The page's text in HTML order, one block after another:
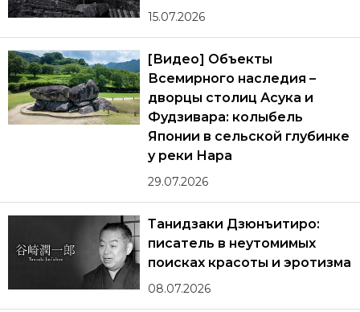
15.07.2026
[Видео] Объекты
Всемирного наследия –
дворцы столиц Асука и
Фудзивара: колыбель
Японии в сельской глубинке
у реки Нара
29.07.2026
Танидзаки Дзюнъитиро:
писатель в неутомимых
поисках красоты и эротизма
08.07.2026